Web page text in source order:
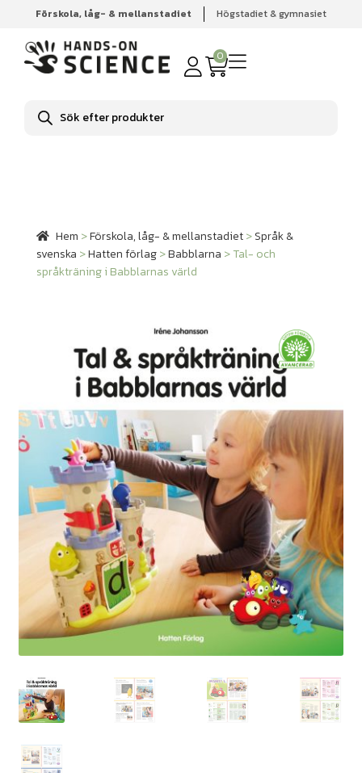
Förskola, låg- & mellanstadiet Högstadiet & gymnasiet
0
Produktsökning
Hem Förskola, låg- & mellanstadiet
Språk & svenska
Hatten förlag
Babblarna
värld
Hem >Förskola, låg- & mellanstadiet>Språk &
svenska >Hatten förlag>Babblarna >Tal- och
språkträning i Babblarnas värld